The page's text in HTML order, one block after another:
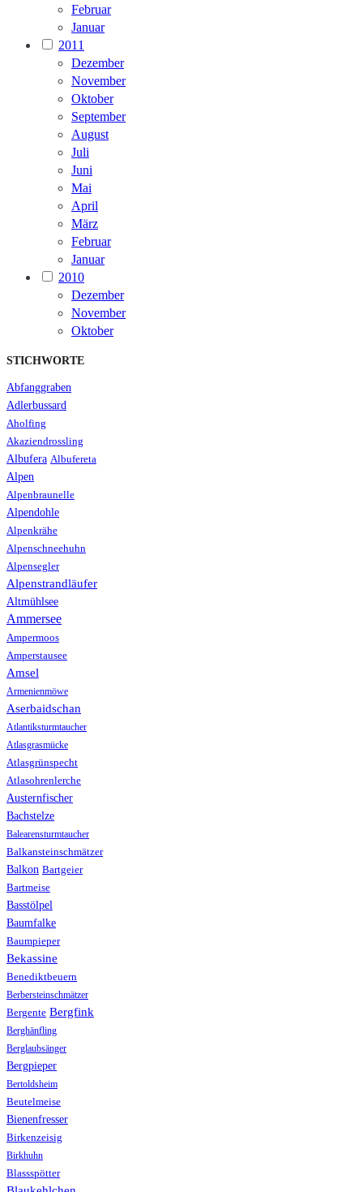
Februar
Januar
2011
Dezember
November
Oktober
September
August
Juli
Juni
Mai
April
März
Februar
Januar
2010
Dezember
November
Oktober
STICHWORTE
Abfanggraben
Adlerbussard
Aholfing
Akaziendrossling
Albufera Albufereta
Alpen
Alpenbraunelle
Alpendohle
Alpenkrähe
Alpenschneehuhn
Alpensegler
Alpenstrandläufer
Altmühlsee
Ammersee
Ampermoos
Amperstausee
Amsel
Armenienmöwe
Aserbaidschan
Atlantiksturmtaucher
Atlasgrasmücke
Atlasgrünspecht
Atlasohrenlerche
Austernfischer
Bachstelze
Balearensturmtaucher
Balkansteinschmätzer
Balkon Bartgeier
Bartmeise
Basstölpel
Baumfalke
Baumpieper
Bekassine
Benediktbeuern
Berbersteinschmätzer
Bergente Bergfink
Berghänfling
Berglaubsänger
Bergpieper
Bertoldsheim
Beutelmeise
Bienenfresser
Birkenzeisig
Birkhuhn
Blassspötter